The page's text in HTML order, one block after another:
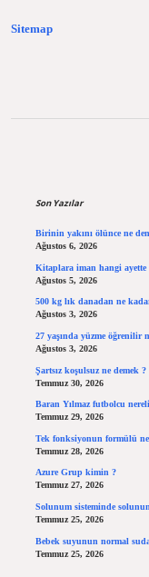
Sitemap
Son Yazılar
Birinin yakını ölünce ne
Ağustos 6, 2026
Kitaplara iman hangi ayette
Ağustos 5, 2026
500 kg lık danadan ne
Ağustos 3, 2026
27 yaşında yüzme öğrenilir
Ağustos 3, 2026
Şartsız koşulsuz ne demek ?
Temmuz 30, 2026
Baran Yılmaz futbolcu
Temmuz 29, 2026
Tek fonksiyonun formülü
Temmuz 28, 2026
Azure Grup kimin ?
Temmuz 27, 2026
Solunum sisteminde
Temmuz 25, 2026
Bebek suyunun normal
Temmuz 25, 2026